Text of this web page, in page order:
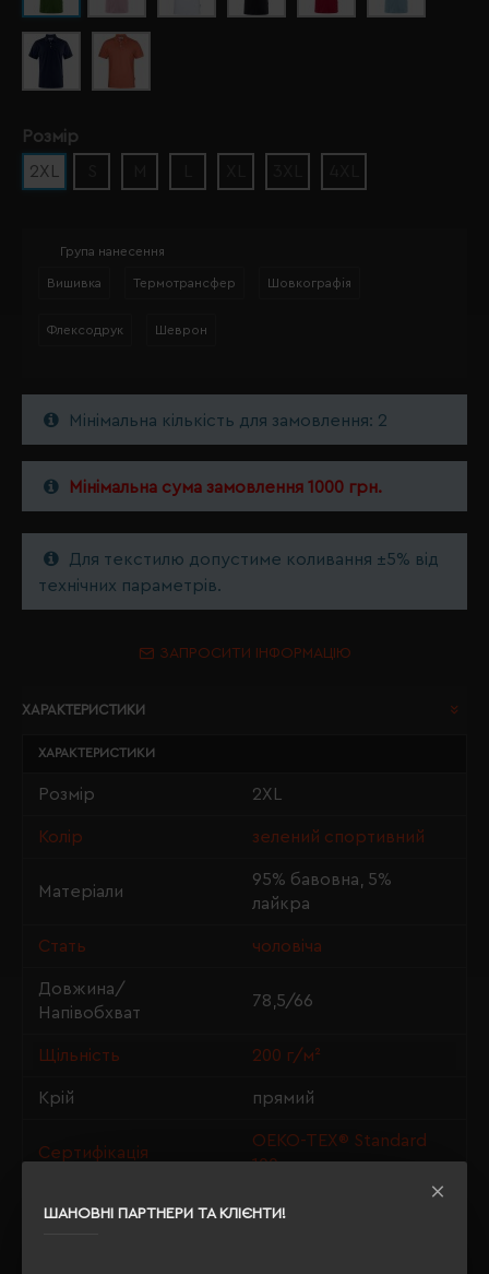
ШАНОВНІ ПАРТНЕРИ ТА КЛІЄНТИ!
Розмір
2XL
Група нанесення
Вишивка Термотрансфер Шовкографія
Флексодрук Шеврон
Мінімальна кількість для замовлення: 2
Мінімальна сума замовлення 1000 грн.
Для текстилю допустиме коливання ±5% від
технічних параметрів.
ЗАПРОСИТИ ІНФОРМАЦІЮ
ХАРАКТЕРИСТИКИ
ХАРАКТЕРИСТИКИ
Розмір 2XL
Колір зелений спортивний
Матеріали
95% бавовна, 5%
лайкра
Стать чоловіча
Довжина/
Напівобхват
78,5/66
Щільність 200 г/м²
Крій прямий
Сертифікація
OEKO-TEX® Standard
100